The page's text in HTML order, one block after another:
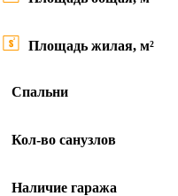
Площадь жилая, м²
Спальни
Кол-во санузлов
Наличие гаража